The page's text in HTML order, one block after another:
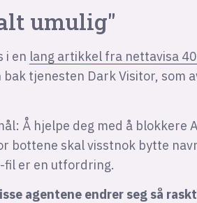
umulig"
i en lang artikkel fra nettavisa
tjenesten Dark Visitor, som
Å hjelpe deg med å blokkere
bottene skal visstnok bytte
er en utfordring.
agentene endrer seg så